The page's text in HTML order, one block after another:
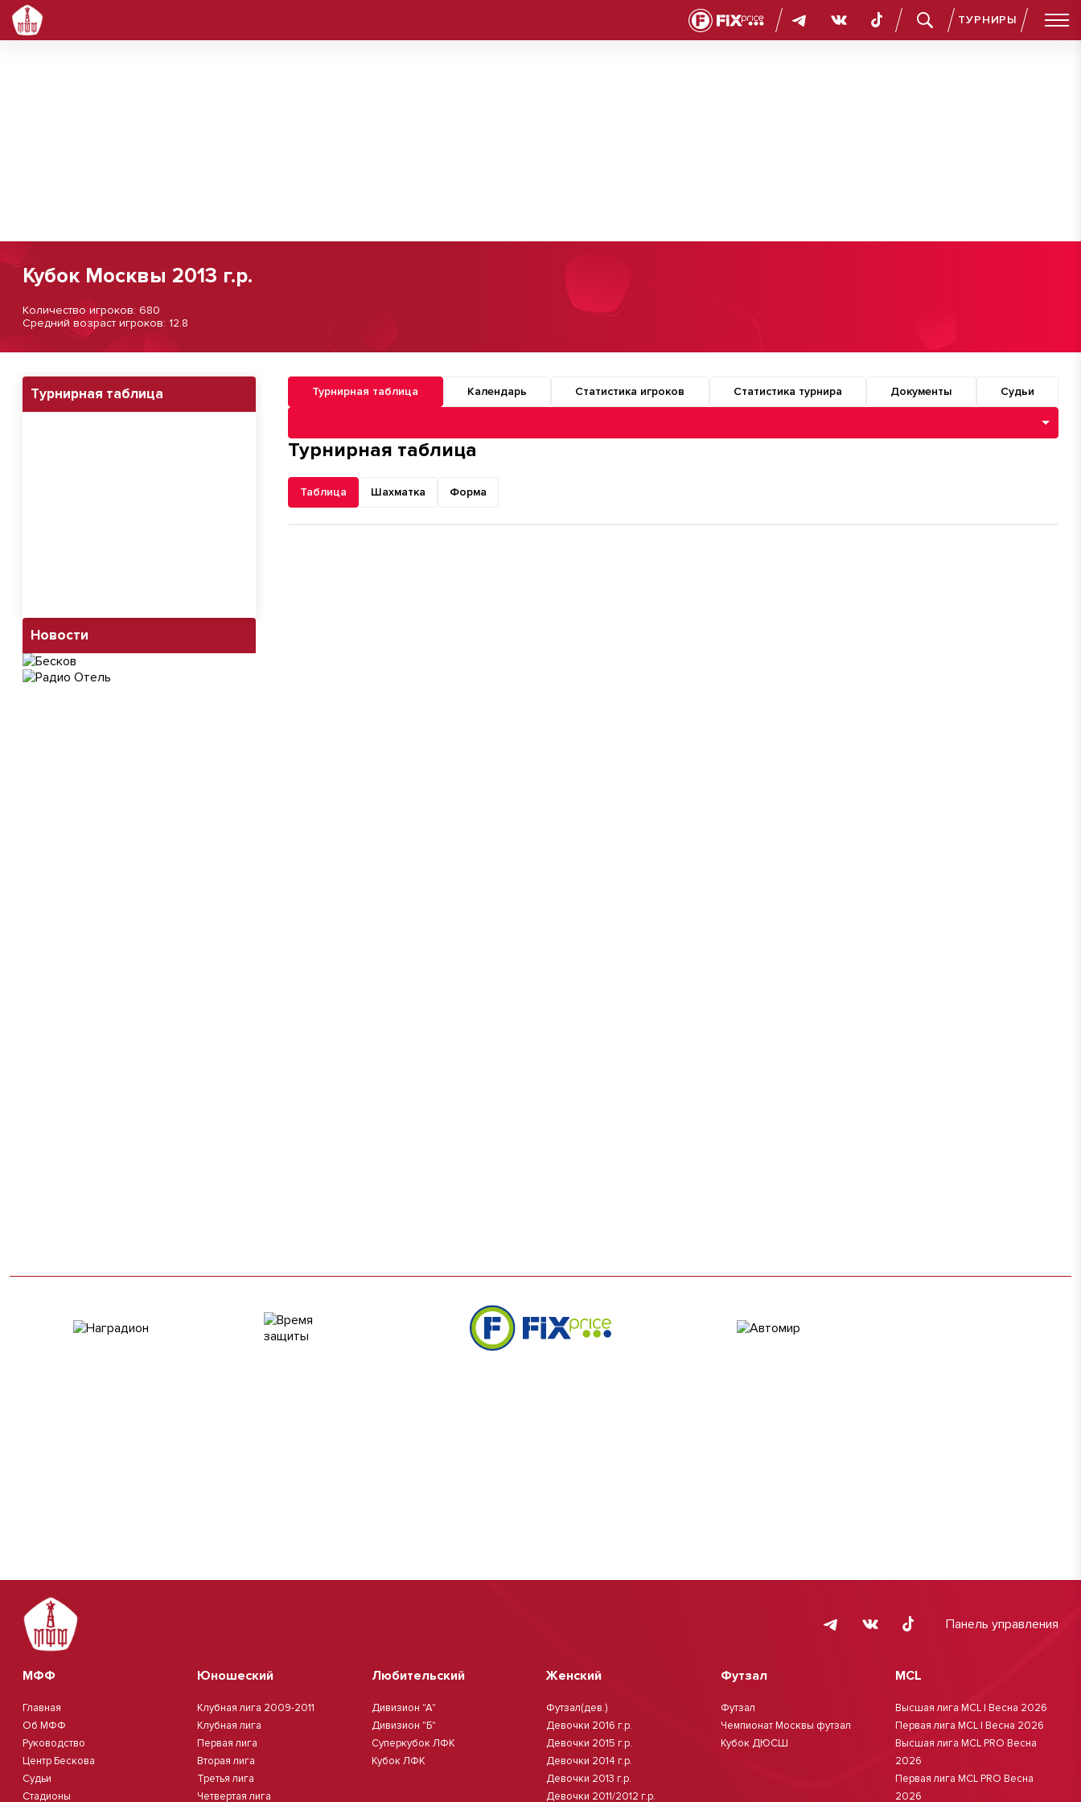
ТУРНИРЫ
Кубок Москвы 2013 г.р.
Количество игроков: 680
Средний возраст игроков: 12.8
Турнирная таблица
Новости
Турнирная таблица Календарь Статистика игроков Статистика турнира Документы Судьи
Навигация по разделам турнира
Турнирная таблица
Таблица Шахматка Форма
Панель управления
МФФ
Главная
Об МФФ
Руководство
Центр Бескова
Судьи
Стадионы
Юношеский
Клубная лига 2009-2011
Клубная лига
Первая лига
Вторая лига
Третья лига
Четвертая лига
Любительский
Дивизион "А"
Дивизион "Б"
Суперкубок ЛФК
Кубок ЛФК
Женский
Футзал(дев.)
Девочки 2016 г.р.
Девочки 2015 г.р.
Девочки 2014 г.р.
Девочки 2013 г.р.
Девочки 2011/2012 г.р.
Футзал
Футзал
Чемпионат Москвы футзал
Кубок ДЮСШ
MCL
Высшая лига MCL | Весна 2026
Первая лига MCL | Весна 2026
Высшая лига MCL PRO Весна
2026
Первая лига MCL PRO Весна
2026